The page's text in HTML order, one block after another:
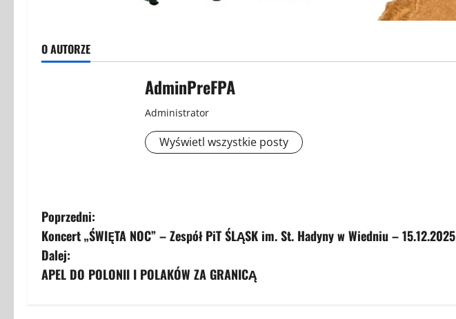
O AUTORZE
AdminPreFPA
Administrator
Wyświetl wszystkie posty
Z
o
b
Poprzedni:
Koncert „ŚWIĘTA NOC” – Zespół PiT ŚLĄSK im. St. Hadyny w Wiedniu – 15.12.2025
Dalej:
APEL DO POLONII I POLAKÓW ZA GRANICĄ